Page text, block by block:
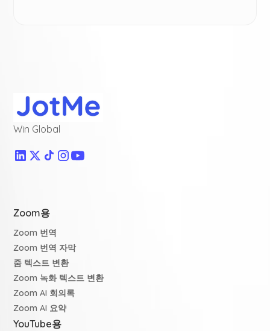
Win Global
Zoom용
Zoom 번역
Zoom 번역 자막
줌 텍스트 변환
Zoom 녹화 텍스트 변환
Zoom AI 회의록
Zoom AI 요약
YouTube용